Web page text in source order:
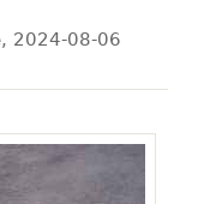
2024-08-06